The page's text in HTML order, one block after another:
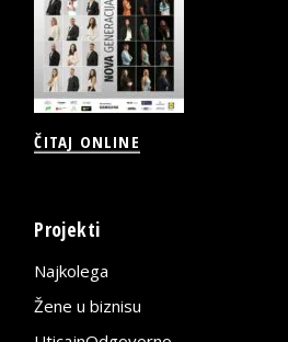
ČITAJ ONLINE
Projekti
Najkolega
Žene u biznisu